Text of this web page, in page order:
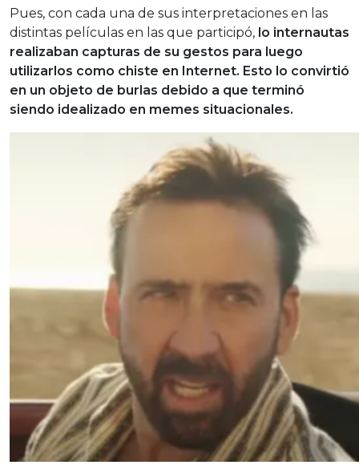
Pues, con cada una de sus interpretaciones en las
distintas películas en las que participó, lo internautas
realizaban capturas de su gestos para luego
utilizarlos como chiste en Internet. Esto lo convirtió
en un objeto de burlas debido a que terminó
siendo idealizado en memes situacionales.